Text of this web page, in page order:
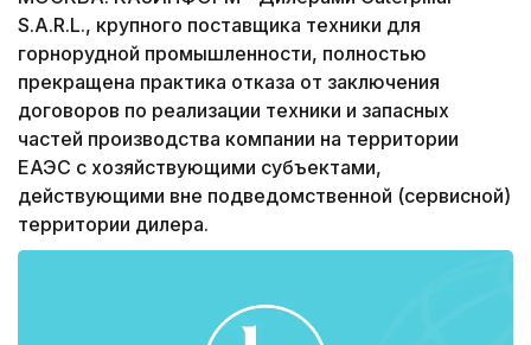
S.A.R.L., крупного поставщика техники для
горнорудной промышленности, полностью
прекращена практика отказа от заключения
договоров по реализации техники и запасных
частей производства компании на территории
ЕАЭС с хозяйствующими субъектами,
действующими вне подведомственной (сервисной)
территории дилера.